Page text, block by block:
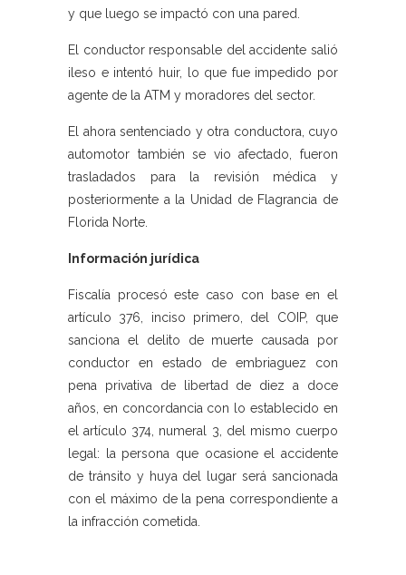
y que luego se impactó con una pared.
El conductor responsable del accidente salió
ileso e intentó huir, lo que fue impedido por
agente de la ATM y moradores del sector.
El ahora sentenciado y otra conductora, cuyo
automotor también se vio afectado, fueron
trasladados para la revisión médica y
posteriormente a la Unidad de Flagrancia de
Florida Norte.
Información jurídica
Fiscalía procesó este caso con base en el
artículo 376, inciso primero, del COIP, que
sanciona el delito de muerte causada por
conductor en estado de embriaguez con
pena privativa de libertad de diez a doce
años, en concordancia con lo establecido en
el artículo 374, numeral 3, del mismo cuerpo
legal: la persona que ocasione el accidente
de tránsito y huya del lugar será sancionada
con el máximo de la pena correspondiente a
la infracción cometida.